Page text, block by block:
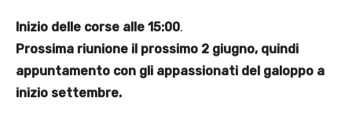
Inizio delle corse alle 15:00.
Prossima riunione il prossimo 2 giugno, quindi
appuntamento con gli appassionati del galoppo a
inizio settembre.